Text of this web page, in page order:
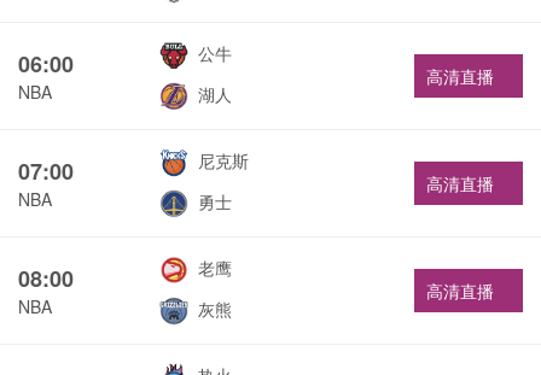
06:00
NBA
公牛
湖人
高清直播
07:00
NBA
尼克斯
勇士
高清直播
08:00
NBA
老鹰
灰熊
高清直播